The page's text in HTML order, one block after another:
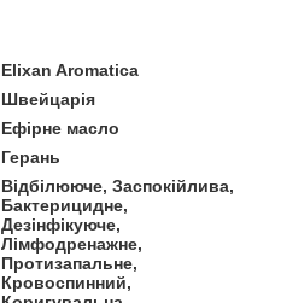
Elixan Aromatica
Швейцарія
Ефірне масло
Герань
Відбілююче, Заспокійлива,
Бактерицидне,
Дезінфікуюче,
Лімфодренажне,
Протизапальне,
Кровоспинний,